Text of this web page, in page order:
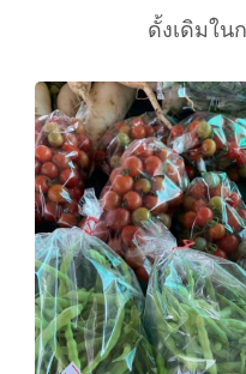
ดั้งเดิมใน